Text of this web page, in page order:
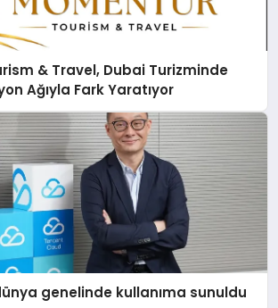
& Travel, Dubai Turizminde
Ağıyla Fark Yaratıyor
genelinde kullanıma sunuldu